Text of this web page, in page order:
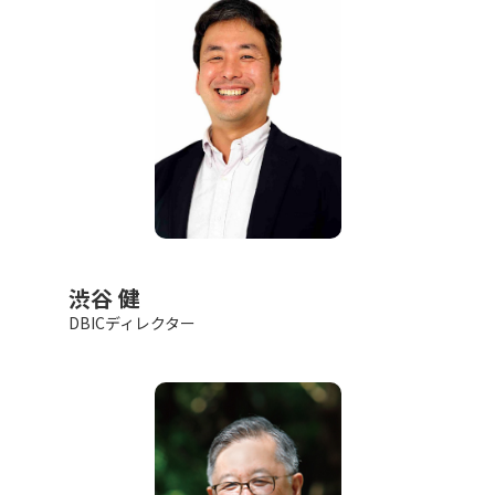
渋谷 健
DBICディレクター